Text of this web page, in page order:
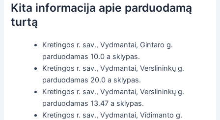
Kita informacija apie parduodamą
turtą
Kretingos r. sav., Vydmantai, Gintaro g.
parduodamas 10.0 a sklypas.
Kretingos r. sav., Vydmantai, Verslininkų g.
parduodamas 20.0 a sklypas.
Kretingos r. sav., Vydmantai, Verslininkų g.
parduodamas 13.47 a sklypas.
Kretingos r. sav., Vydmantai, Vidimanto g.